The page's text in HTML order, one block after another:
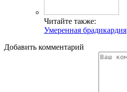
Читайте также:
Умеренная брадикардия
Добавить комментарий